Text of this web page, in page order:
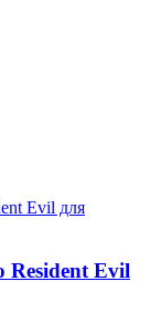
Resident Evil